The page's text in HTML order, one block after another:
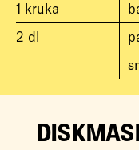
1 kruka
2 dl